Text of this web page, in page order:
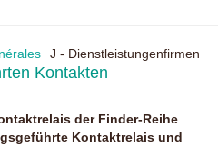
J - Dienstleistungenfirmen
Kontakten
der Finder-Reihe
Kontaktrelais und